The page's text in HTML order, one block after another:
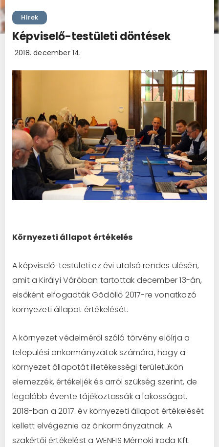
Hírek
Képviselő-testületi döntések
2018. december 14.
Környezeti állapot értékelés
A képviselő-testületi ez évi utolsó rendes ülésén,
amit a Királyi Váróban tartottak december 13-án,
elsőként elfogadták Gödöllő 2017-re vonatkozó
környezeti állapot értékelését.
A környezet védelméről szóló törvény előírja a
települési önkormányzatok számára, hogy a
környezet állapotát illetékességi területükön
elemezzék, értékeljék és arról szükség szerint, de
legalább évente tájékoztassák a lakosságot.
2018-ban a 2017. év környezeti állapot értékelését
kellett elvégeznie az önkormányzatnak. A
szakértői értékelést a WENFIS Mérnöki Iroda Kft.